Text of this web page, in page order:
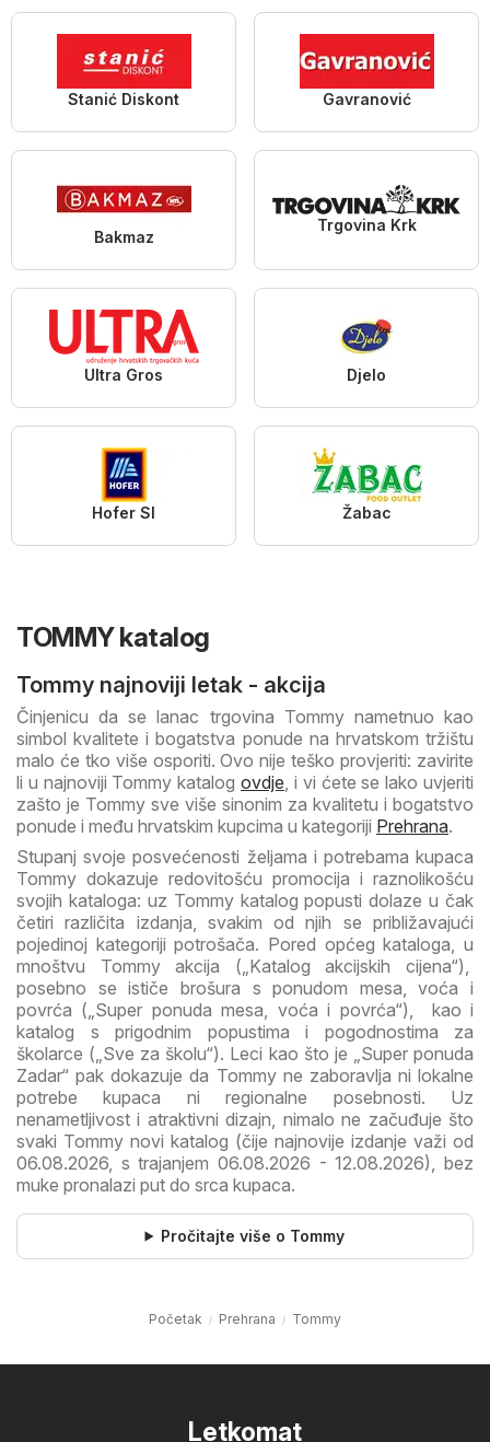
Stanić Diskont Gavranović
Bakmaz
Trgovina Krk
Ultra Gros Djelo
Hofer SI Žabac
TOMMY katalog
Tommy najnoviji letak - akcija
Činjenicu da se lanac trgovina Tommy nametnuo kao
simbol kvalitete i bogatstva ponude na hrvatskom tržištu
malo će tko više osporiti. Ovo nije teško provjeriti: zavirite
li u najnoviji Tommy katalogovdje, i vi ćete se lako uvjeriti
zašto je Tommy sve više sinonim za kvalitetu i bogatstvo
ponude i među hrvatskim kupcima u kategoriji Prehrana.
Stupanj svoje posvećenosti željama i potrebama kupaca
Tommy dokazuje redovitošću promocija i raznolikošću
svojih kataloga: uz Tommy katalog popusti dolaze u čak
četiri različita izdanja, svakim od njih se približavajući
pojedinoj kategoriji potrošača. Pored općeg kataloga, u
mnoštvu Tommy akcija („Katalog akcijskih cijena“),
posebno se ističe brošura s ponudom mesa, voća i
povrća („Super ponuda mesa, voća i povrća“), kao i
katalog s prigodnim popustima i pogodnostima za
školarce („Sve za školu“). Leci kao što je „Super ponuda
Zadar“ pak dokazuje da Tommy ne zaboravlja ni lokalne
potrebe kupaca ni regionalne posebnosti. Uz
nenametljivost i atraktivni dizajn, nimalo ne začuđuje što
svaki Tommy novi katalog (čije najnovije izdanje važi od
06.08.2026, s trajanjem 06.08.2026 - 12.08.2026), bez
muke pronalazi put do srca kupaca.
Pročitajte više o Tommy
Početak Prehrana Tommy
Letkomat